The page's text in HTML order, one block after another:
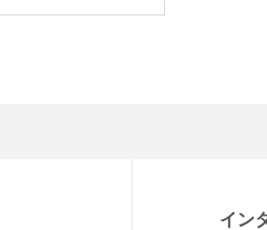
イン